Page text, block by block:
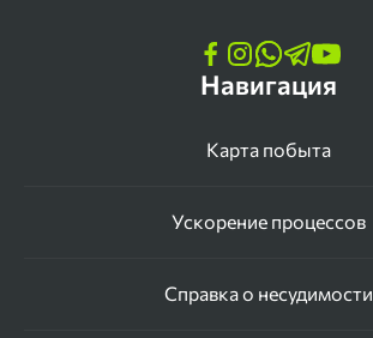
Навигация
Карта побыта
Ускорение процессов
Справка о несудимости